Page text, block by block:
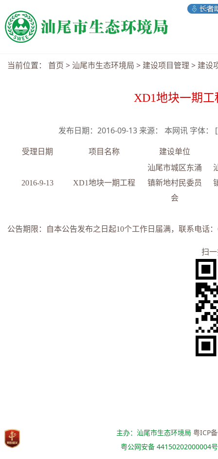
当前位置： 首页 > 汕尾市生态环境局 > 建设项目管理 > 建设
XD1地块一期
发布日期：2016-09-13 来源： 本网讯 字体：
受理日期 项目名称 建设单位
2016-9-13 XD1地块一期工程
汕尾市城区东涌
镇新地村民委员
会
公告期限：自本公告发布之日起10个工作日届满，联系电话：
扫
主办：汕尾市生态环境局粤ICP
粤公网安备 44150202000004号